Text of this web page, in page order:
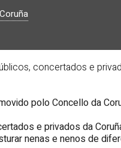
concertados e
polo Concello da
e privados da
nenas e nenos de